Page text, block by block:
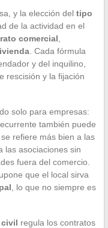
y la elección del tipo
de la actividad en el
comercial
. Cada fórmula
y del inquilino,
rescisión y la fijación
solo para empresas:
también puede
se refiere más bien a las
las asociaciones sin
fuera del comercio.
que el local sirva
, lo que no siempre es
regula los contratos